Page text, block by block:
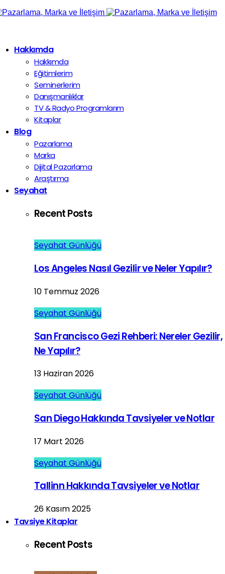
Hakkımda
Hakkımda
Eğitimlerim
Seminerlerim
Danışmanlıklar
TV & Radyo Programlarım
Kitaplar
Blog
Pazarlama
Marka
Dijital Pazarlama
Araştırma
Seyahat
Recent Posts
Seyahat Günlüğü
Los Angeles Nasıl Gezilir ve Neler Yapılır?
10 Temmuz 2026
Seyahat Günlüğü
San Francisco Gezi Rehberi: Nereler Gezilir,
Ne Yapılır?
13 Haziran 2026
Seyahat Günlüğü
San Diego Hakkında Tavsiyeler ve Notlar
17 Mart 2026
Seyahat Günlüğü
Tallinn Hakkında Tavsiyeler ve Notlar
26 Kasım 2025
Tavsiye Kitaplar
Recent Posts